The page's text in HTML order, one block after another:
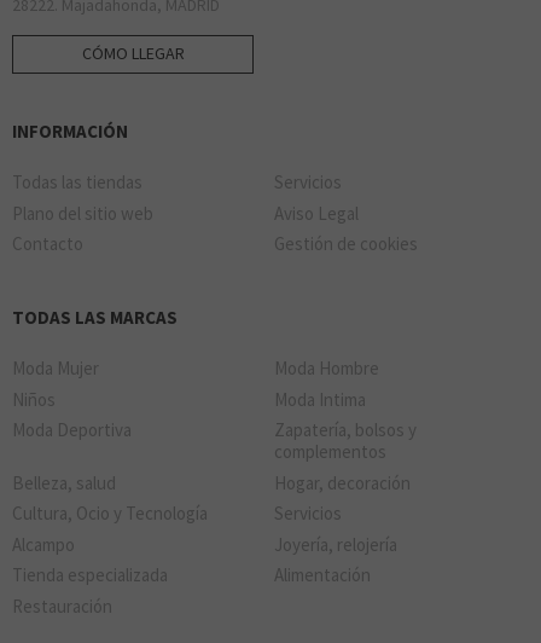
28222. Majadahonda, MADRID
CÓMO LLEGAR
INFORMACIÓN
Todas las tiendas
Servicios
Plano del sitio web
Aviso Legal
Contacto
Gestión de cookies
TODAS LAS MARCAS
Moda Mujer
Moda Hombre
Niños
Moda Intima
Moda Deportiva
Zapatería, bolsos y
complementos
Belleza, salud
Hogar, decoración
Cultura, Ocio y Tecnología
Servicios
Alcampo
Joyería, relojería
Tienda especializada
Alimentación
Restauración